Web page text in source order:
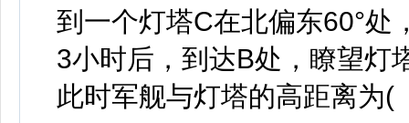
到一个灯塔C在北偏东60°处
3小时后，到达B处，瞭望灯
此时军舰与灯塔的高距离为